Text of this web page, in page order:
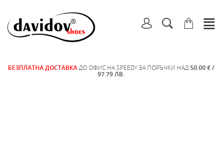
БЕЗПЛАТНА ДОСТАВКА ДО ОФИС НА SPEEDY ЗА ПОРЪЧКИ НАД 50.00 € /
97.79 ЛВ.